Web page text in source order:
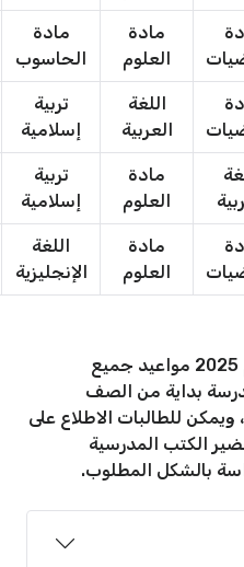
مادة
العلوم
مادة
الحاسوب
اللغة
العربية
تربية
إسلامية
مادة
العلوم
تربية
إسلامية
مادة
العلوم
اللغة
الإنجليزية
يحدد جدول هيا الجاسم لعام 2025 مواعيد جميع
بداية من الصف
للطالبات الاطلاع على
الكتب المدرسية
بالشكل المطلوب.